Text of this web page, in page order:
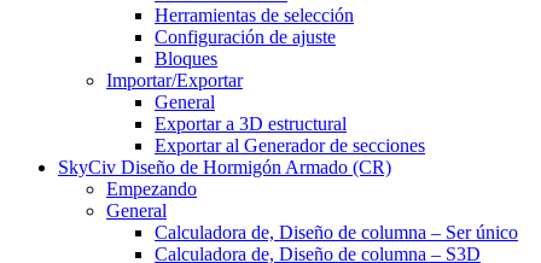
Herramientas de selección
Configuración de ajuste
Bloques
Importar/Exportar
General
Exportar a 3D estructural
Exportar al Generador de secciones
SkyCiv Diseño de Hormigón Armado (CR)
Empezando
General
Calculadora de, Diseño de columna – Ser único
Calculadora de, Diseño de columna – S3D